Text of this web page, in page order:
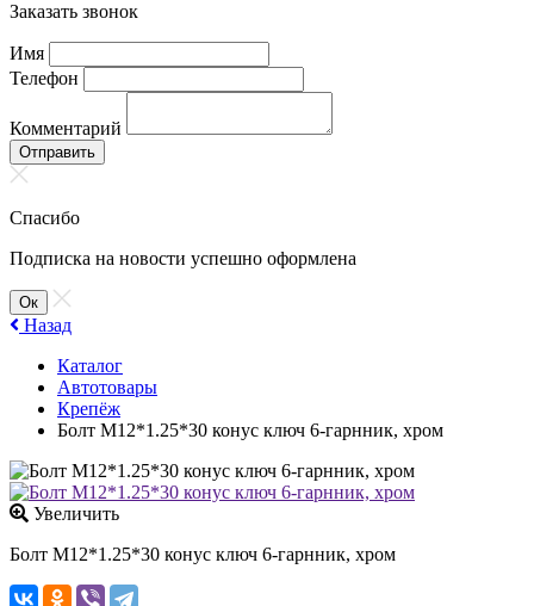
Заказать звонок
Имя
Телефон
Комментарий
Отправить
Спасибо
Подписка на новости успешно оформлена
Ок
Назад
Каталог
Автотовары
Крепёж
Болт М12*1.25*30 конус ключ 6-гарнник, хром
Увеличить
Болт М12*1.25*30 конус ключ 6-гарнник, хром